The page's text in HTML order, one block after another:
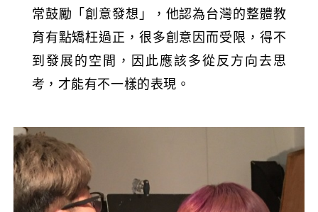
常鼓勵「創意發想」，他認為台灣的整體教
育有點矯枉過正，很多創意因而受限，得不
到發展的空間，因此應該多從反方向去思
考，才能有不一樣的表現。